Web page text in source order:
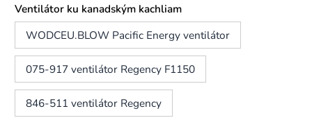
Ventilátor ku kanadským kachliam
WODCEU.BLOW Pacific Energy ventilátor
075-917 ventilátor Regency F1150
846-511 ventilátor Regency